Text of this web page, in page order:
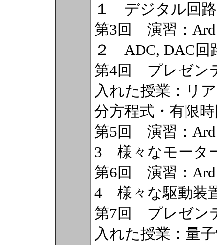
１ デジタル回
第3回 演習：
２ ADC, DAC回
第4回 プレゼン
入れた授業：リ
分方程式・有限
第5回 演習：
3 様々なモータ
第6回 演習：
4 様々な駆動装
第7回 プレゼン
入れた授業：量